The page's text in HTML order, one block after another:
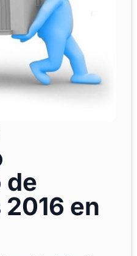
de
en